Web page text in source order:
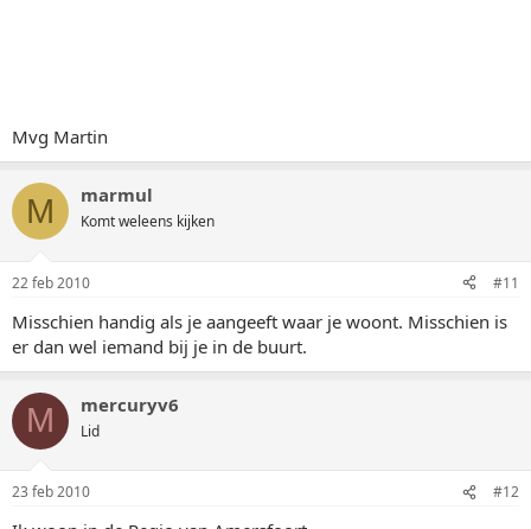
Mvg Martin
M marmul
Komt weleens kijken
22 feb 2010 #11
Misschien handig als je aangeeft waar je woont. Misschien is
er dan wel iemand bij je in de buurt.
M mercuryv6
Lid
23 feb 2010 #12